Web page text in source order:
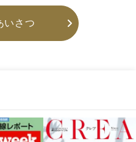
いさつ